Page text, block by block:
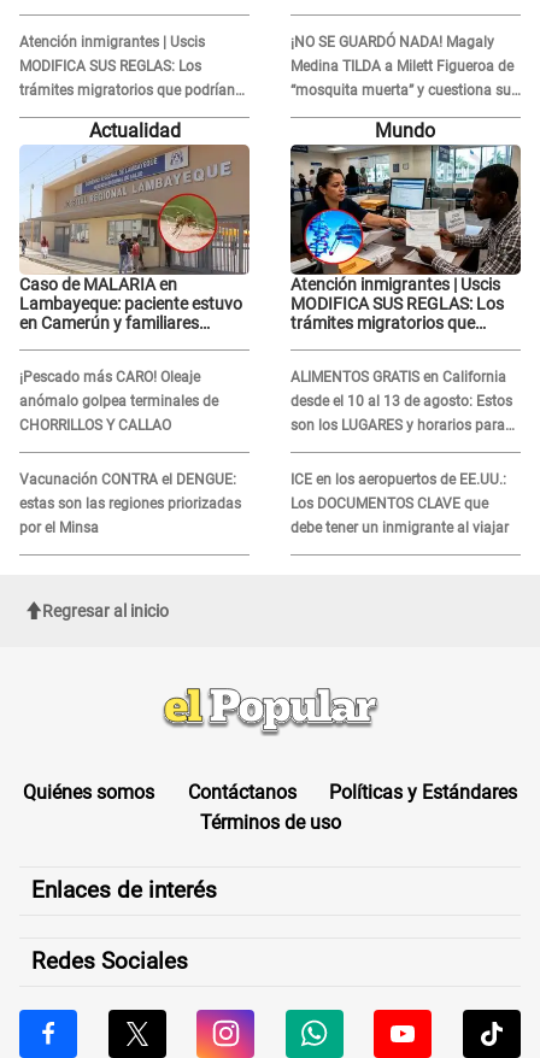
ENFRENTAMIENTO con Gabriel
Moisés: “Gracias”
Atención inmigrantes | Uscis
MODIFICA SUS REGLAS: Los
trámites migratorios que podrían
necesitar tu prueba de ADN
Lorena la ECHA en VIVO
¡NO SE GUARDÓ NADA! Magaly
Medina TILDA a Milett Figueroa de
“mosquita muerta” y cuestiona su
RECONCILIACIÓN con Marcelo
Tinelli en TV argentina
Actualidad
Caso de MALARIA en
Lambayeque: paciente estuvo
en Camerún y familiares
¡Pescado más CARO! Oleaje
anómalo golpea terminales de
CHORRILLOS Y CALLAO
Vacunación CONTRA el DENGUE:
estas son las regiones priorizadas
por el Minsa
Mundo
Atención inmigrantes | Uscis
MODIFICA SUS REGLAS: Los
trámites migratorios que
ALIMENTOS GRATIS en California
desde el 10 al 13 de agosto: Estos
son los LUGARES y horarios para
recibir la ayuda
ICE en los aeropuertos de EE.UU.:
Los DOCUMENTOS CLAVE que
debe tener un inmigrante al viajar
Regresar al inicio
Quiénes somos Contáctanos
Políticas y Estándares
Términos de uso
Enlaces de interés
Redes Sociales